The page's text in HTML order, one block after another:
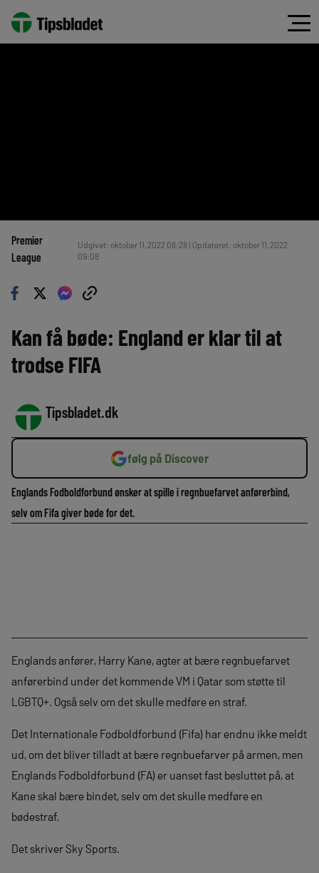
Premier
League
Udgivet: oktober 11, 2022 08:28 | Opdateret: oktober 11, 2022
09:08
Kan få bøde: England er klar til at
trodse FIFA
Tipsbladet.dk
følg på Discover
Englands Fodboldforbund ønsker at spille i regnbuefarvet anførerbind,
selv om Fifa giver bøde for det.
Englands anfører, Harry Kane, agter at bære regnbuefarvet
anførerbind under det kommende VM i Qatar som støtte til
LGBTQ+. Også selv om det skulle medføre en straf.
Det Internationale Fodboldforbund (Fifa) har endnu ikke meldt
ud, om det bliver tilladt at bære regnbuefarver på armen, men
Englands Fodboldforbund (FA) er uanset fast besluttet på, at
Kane skal bære bindet, selv om det skulle medføre en
bødestraf.
Det skriver Sky Sports.